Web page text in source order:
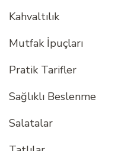
Kahvaltılık
Mutfak İpuçları
Pratik Tarifler
Sağlıklı Beslenme
Salatalar